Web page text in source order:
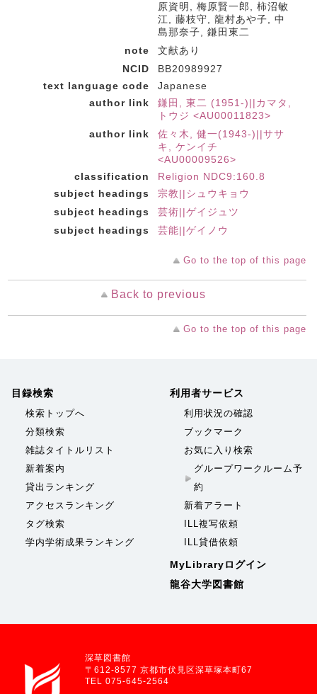
原資明, 梅原賢一郎, 柿沼敏
江, 藤枝守, 龍村あや子, 中
島那奈子, 鎌田東二
note
文献あり
NCID
BB20989927
text language code
Japanese
author link
鎌田, 東二 (1951-)||カマタ,
トウジ <AU00011823>
author link
佐々木, 健一(1943-)||ササ
キ, ケンイチ
<AU00009526>
classification
Religion NDC9:160.8
subject headings
宗教||シュウキョウ
subject headings
芸術||ゲイジュツ
subject headings
芸能||ゲイノウ
Go to the top of this page
Back to previous
Go to the top of this page
目録検索
検索トップへ
分類検索
雑誌タイトルリスト
新着案内
貸出ランキング
アクセスランキング
タグ検索
学内学術成果ランキング
利用者サービス
利用状況の確認
ブックマーク
お気に入り検索
グループワークルーム予
約
新着アラート
ILL複写依頼
ILL貸借依頼
MyLibraryログイン
龍谷大学図書館
深草図書館
〒612-8577 京都市伏見区深草塚本町67
TEL 075-645-2564